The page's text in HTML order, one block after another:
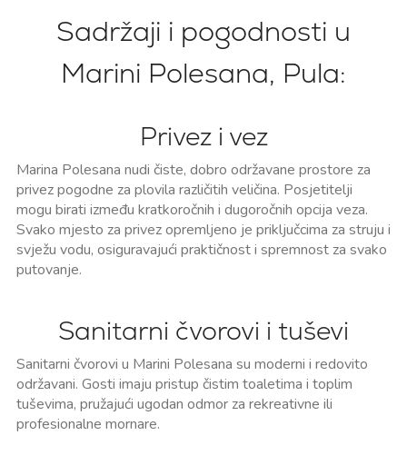
Sadržaji i pogodnosti u
Marini Polesana, Pula:
Privez i vez
Marina Polesana nudi čiste, dobro održavane prostore za
privez pogodne za plovila različitih veličina. Posjetitelji
mogu birati između kratkoročnih i dugoročnih opcija veza.
Svako mjesto za privez opremljeno je priključcima za struju i
svježu vodu, osiguravajući praktičnost i spremnost za svako
putovanje.
Sanitarni čvorovi i tuševi
Sanitarni čvorovi u Marini Polesana su moderni i redovito
održavani. Gosti imaju pristup čistim toaletima i toplim
tuševima, pružajući ugodan odmor za rekreativne ili
profesionalne mornare.